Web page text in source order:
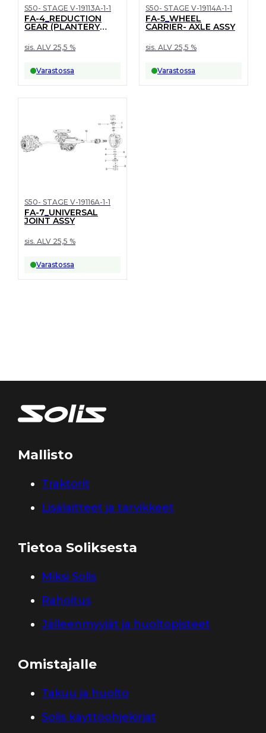
S50- STAGE V-19113A-1-1
FA-4_REDUCTION
GEAR (PLANTERY
sis. ALV 25,5 %
Varastossa
S50- STAGE V-19114A-1-1
FA-5_WHEEL
CARRIER- AXLE ASSY
sis. ALV 25,5 %
Varastossa
S50- STAGE V-19116A-1-1
FA-7_UNIVERSAL
JOINT ASSY
sis. ALV 25,5 %
Varastossa
Mallisto
Traktorit
Lisälaitteet ja tarvikkeet
Tietoa Soliksesta
Miksi Solis
Rahoitus
Jälleenmyyjät ja huoltopisteet
Omistajalle
Takuu ja huolto
Solis käyttöohjekirjat